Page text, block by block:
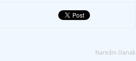
Naredni članak